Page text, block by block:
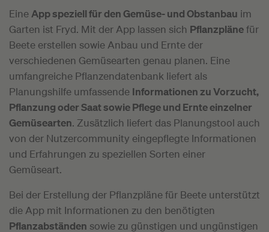
EineApp speziell für den Gemüse- und Obstanbau im
Garten ist Fryd. Mit der App lassen sich Pflanzplänefür
Beete erstellen sowie Anbau und Ernte der
verschiedenen Gemüsearten genau planen. Eine
umfangreiche Pflanzendatenbank liefert als
Planungshilfe umfassende Informationen zu Vorzucht,
Pflanzung oder Saat sowie Pflege und Ernte einzelner
Gemüsearten. Zusätzlich liefert das Planungstool auch
von der Nutzercommunity eingepflegte Informationen
und Erfahrungen zu speziellen Sorten einer
Gemüseart.
Bei der Erstellung der Pflanzpläne für Beete unterstützt
die App mit Informationen zu den benötigten
Pflanzabständen sowie zu günstigen und ungünstigen